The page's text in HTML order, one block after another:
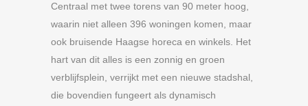
Centraal met twee torens van 90 meter hoog,
waarin niet alleen 396 woningen komen, maar
ook bruisende Haagse horeca en winkels. Het
hart van dit alles is een zonnig en groen
verblijfsplein, verrijkt met een nieuwe stadshal,
die bovendien fungeert als dynamisch